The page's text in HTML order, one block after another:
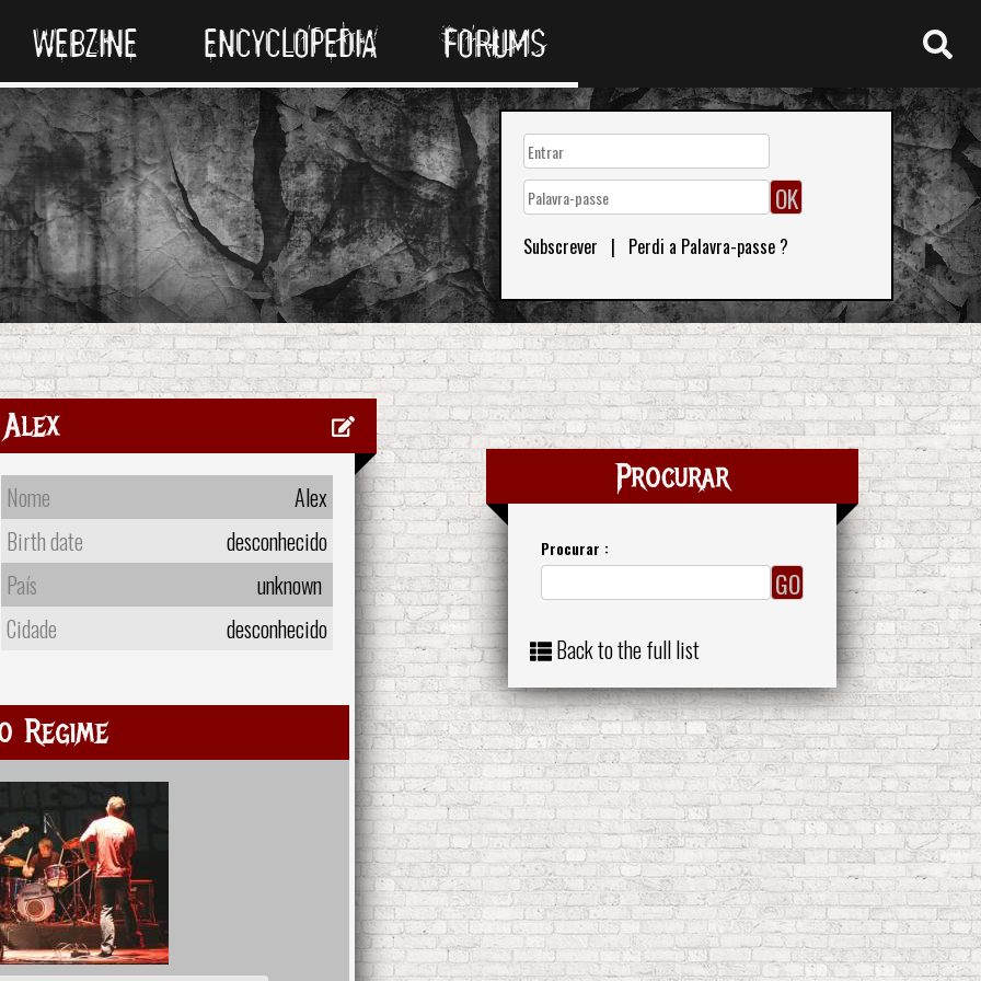
WEBZINE ENCYCLOPEDIA FORUMS
Subscrever | Perdi a Palavra-passe ?
Alex
Nome
Alex
Birth date
desconhecido
País
unknown
Cidade
desconhecido
Regime
Procurar
Procurar :
Back to the full list